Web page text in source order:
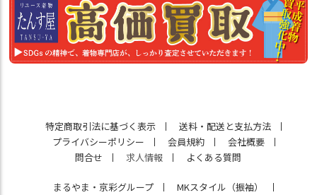
特定商取引法に基づく表示
送料・配送と支払方法
プライバシーポリシー
会員規約
会社概要
問合せ
求人情報 よくある質問
まるやま・京彩グループ
MKスタイル（振袖）